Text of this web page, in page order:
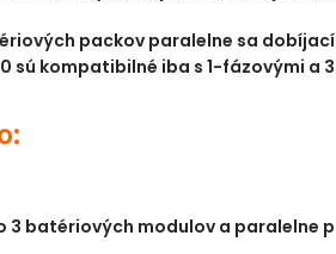
packov paralelne sa
sú kompatibilné iba s 1-fázovými
3 batériových modulov a paralelne